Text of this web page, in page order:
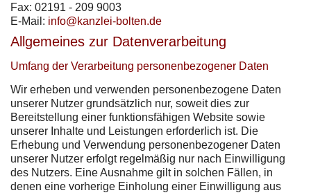
Fax: 02191 - 209 9003
E-Mail: info@kanzlei-bolten.de
Allgemeines zur Datenverarbeitung
Umfang der Verarbeitung personenbezogener Daten
Wir erheben und verwenden personenbezogene Daten
unserer Nutzer grundsätzlich nur, soweit dies zur
Bereitstellung einer funktionsfähigen Website sowie
unserer Inhalte und Leistungen erforderlich ist. Die
Erhebung und Verwendung personenbezogener Daten
unserer Nutzer erfolgt regelmäßig nur nach Einwilligung
des Nutzers. Eine Ausnahme gilt in solchen Fällen, in
denen eine vorherige Einholung einer Einwilligung aus